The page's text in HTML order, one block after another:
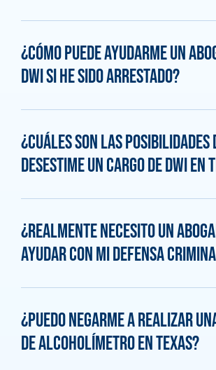
¿Cómo puede ayudarme un
DWI si he sido arrestado?
¿Cuáles son las posibilidades
desestime un cargo de DWI en
¿Realmente necesito un
ayudar con mi defensa
¿Puedo negarme a realizar
de alcoholímetro en Texas?